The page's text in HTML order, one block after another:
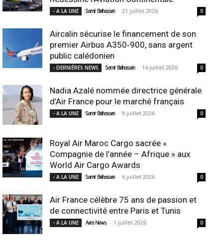
- A LA UNE Samir Belhassen - 21 juillet 2026 0
Aircalin sécurise le financement de son
premier Airbus A350‑900, sans argent
public calédonien
- DERNIÈRES NEWS Samir Belhassen - 14 juillet 2026 0
Nadia Azalé nommée directrice générale
d’Air France pour le marché français
- A LA UNE Samir Belhassen - 9 juillet 2026 0
Royal Air Maroc Cargo sacrée «
Compagnie de l’année – Afrique » aux
World Air Cargo Awards
- A LA UNE Samir Belhassen - 6 juillet 2026 0
Air France célèbre 75 ans de passion et
de connectivité entre Paris et Tunis
- A LA UNE Aero News - 1 juillet 2026 0